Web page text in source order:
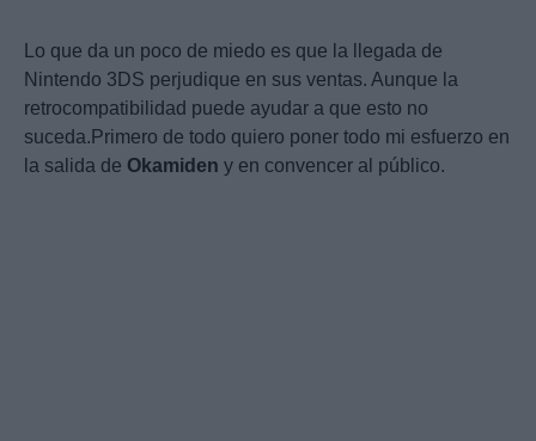
Lo que da un poco de miedo es que la llegada de
Nintendo 3DS perjudique en sus ventas. Aunque la
retrocompatibilidad puede ayudar a que esto no
suceda.Primero de todo quiero poner todo mi esfuerzo en
la salida de Okamiden y en convencer al público.